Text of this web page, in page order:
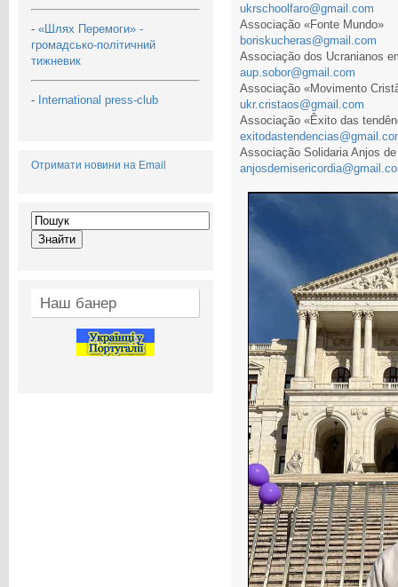
- «Шлях Перемоги» -
громадсько-політичний
тижневик
- International press-club
Отримати новини на Email
Наш банер
ukrschoolfaro@gmail.com
Associação «Fonte Mundo»
boriskucheras@gmail.com
Associação dos Ucranianos
aup.sobor@gmail.com
Associação «Movimento
ukr.cristaos@gmail.com
Associação «Êxito das
Associação Solidaria Anjos